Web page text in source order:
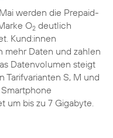
werden die Prepaid-
O2deutlich
Kund:innen
mehr Daten und zahlen
Datenvolumen steigt
Tarifvarianten S, M und
um bis zu 7 Gigabyte.